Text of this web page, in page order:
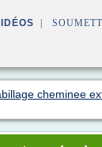
|
cheminee